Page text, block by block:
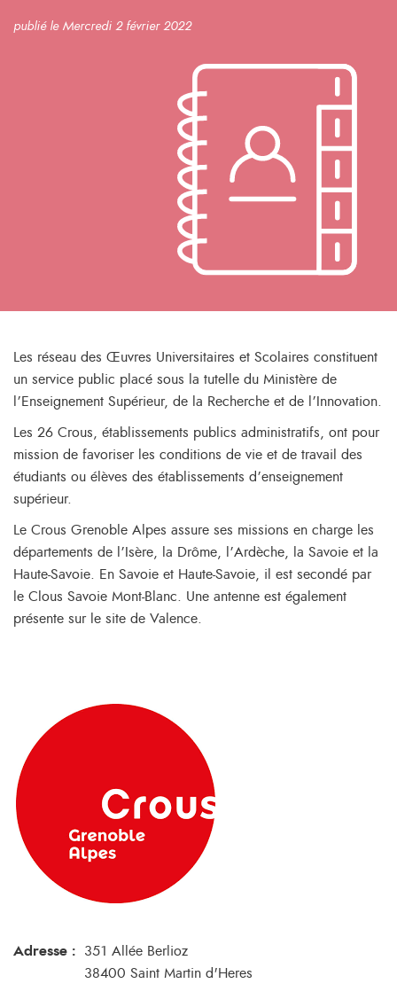
publié le Mercredi 2 février 2022
Les réseau des Œuvres Universitaires et Scolaires constituent
un service public placé sous la tutelle du Ministère de
l’Enseignement Supérieur, de la Recherche et de l’Innovation.
Les 26 Crous, établissements publics administratifs, ont pour
mission de favoriser les conditions de vie et de travail des
étudiants ou élèves des établissements d’enseignement
supérieur.
Le Crous Grenoble Alpes assure ses missions en charge les
départements de l’Isère, la Drôme, l’Ardèche, la Savoie et la
Haute-Savoie. En Savoie et Haute-Savoie, il est secondé par
le Clous Savoie Mont-Blanc. Une antenne est également
présente sur le site de Valence.
Adresse :
351 Allée Berlioz
38400 Saint Martin d'Heres